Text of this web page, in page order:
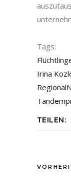
Tags:
Irina
TEILEN: